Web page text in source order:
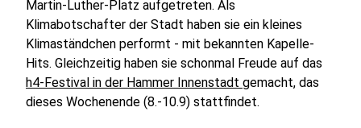
Martin-Luther-Platz aufgetreten. Als
Klimabotschafter der Stadt haben sie ein kleines
Klimaständchen performt - mit bekannten Kapelle-
Hits. Gleichzeitig haben sie schonmal Freude auf das
h4-Festival in der Hammer Innenstadt gemacht, das
dieses Wochenende (8.-10.9) stattfindet.